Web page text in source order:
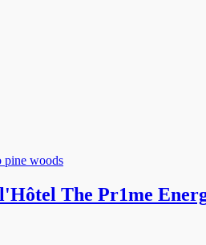
The Pr1me